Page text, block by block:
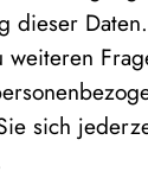
dieser
weiteren
sich